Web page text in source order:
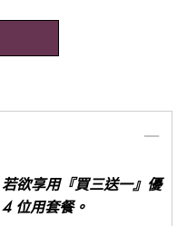
欲享用『買三送一』優
位用套餐。